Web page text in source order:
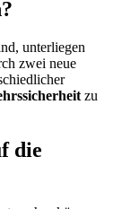
unterliegen
zwei neue
zu
die